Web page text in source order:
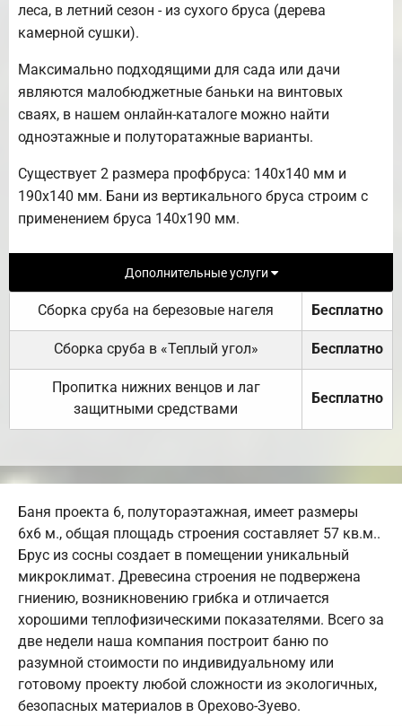
леса, в летний сезон - из сухого бруса (дерева
камерной сушки).
Максимально подходящими для сада или дачи
являются малобюджетные баньки на винтовых
сваях, в нашем онлайн-каталоге можно найти
одноэтажные и полуторатажные варианты.
Существует 2 размера профбруса: 140х140 мм и
190х140 мм. Бани из вертикального бруса строим с
применением бруса 140х190 мм.
Дополнительные услуги
Сборка сруба на березовые нагеля Бесплатно
Сборка сруба в «Теплый угол» Бесплатно
Пропитка нижних венцов и лаг
защитными средствами
Бесплатно
Баня проекта 6, полутораэтажная, имеет размеры
6х6 м., общая площадь строения составляет 57 кв.м..
Брус из сосны создает в помещении уникальный
микроклимат. Древесина строения не подвержена
гниению, возникновению грибка и отличается
хорошими теплофизическими показателями. Всего за
две недели наша компания построит баню по
разумной стоимости по индивидуальному или
готовому проекту любой сложности из экологичных,
безопасных материалов в Орехово-Зуево.